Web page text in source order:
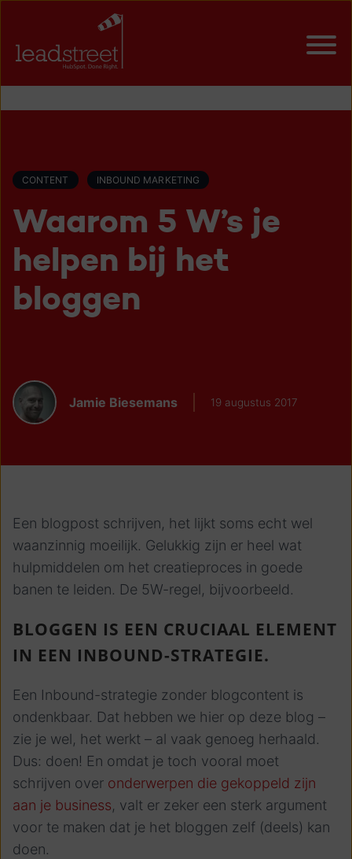
CONTENT INBOUND MARKETING
Waarom 5 W’s je
helpen bij het
bloggen
Jamie Biesemans 19 augustus 2017
Een blogpost schrijven, het lijkt soms echt wel
waanzinnig moeilijk. Gelukkig zijn er heel wat
hulpmiddelen om het creatieproces in goede
banen te leiden. De 5W-regel, bijvoorbeeld.
BLOGGEN IS EEN CRUCIAAL ELEMENT
IN EEN INBOUND-STRATEGIE.
Een Inbound-strategie zonder blogcontent is
ondenkbaar. Dat hebben we hier op deze blog –
zie je wel, het werkt – al vaak genoeg herhaald.
Dus: doen! En omdat je toch vooral moet
schrijven over onderwerpen die gekoppeld zijn
aan je business, valt er zeker een sterk argument
voor te maken dat je het bloggen zelf (deels) kan
doen.